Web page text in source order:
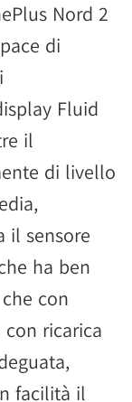
Nord 2
di
Fluid
il
di livello
il sensore
ha ben
con
ricarica
facilità il